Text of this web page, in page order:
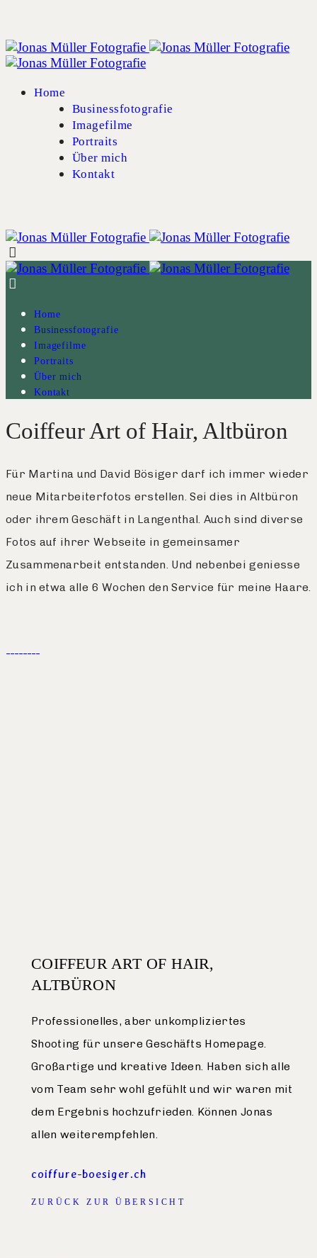
Home
Businessfotografie
Imagefilme
Portraits
Über mich
Kontakt
Home
Businessfotografie
Imagefilme
Portraits
Über mich
Kontakt
Coiffeur Art of Hair, Altbüron
Für Martina und David Bösiger darf ich immer wieder
neue Mitarbeiterfotos erstellen. Sei dies in Altbüron
oder ihrem Geschäft in Langenthal. Auch sind diverse
Fotos auf ihrer Webseite in gemeinsamer
Zusammenarbeit entstanden. Und nebenbei geniesse
ich in etwa alle 6 Wochen den Service für meine Haare.
coiffure-boesiger.ch
COIFFEUR ART OF HAIR,
ALTBÜRON
Professionelles, aber unkompliziertes
Shooting für unsere Geschäfts Homepage.
Großartige und kreative Ideen. Haben sich alle
vom Team sehr wohl gefühlt und wir waren mit
dem Ergebnis hochzufrieden. Können Jonas
allen weiterempfehlen.
ZURÜCK ZUR ÜBERSICHT